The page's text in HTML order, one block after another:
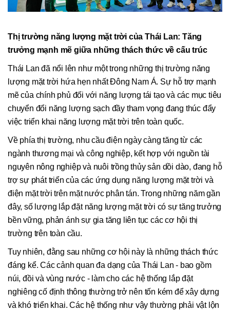
Thị trường năng lượng mặt trời của Thái Lan: Tăng
trưởng mạnh mẽ giữa những thách thức về cấu trúc
Thái Lan đã nổi lên như một trong những thị trường năng
lượng mặt trời hứa hẹn nhất Đông Nam Á. Sự hỗ trợ mạnh
mẽ của chính phủ đối với năng lượng tái tạo và các mục tiêu
chuyển đổi năng lượng sạch đầy tham vọng đang thúc đẩy
việc triển khai năng lượng mặt trời trên toàn quốc.
Về phía thị trường, nhu cầu điện ngày càng tăng từ các
ngành thương mại và công nghiệp, kết hợp với nguồn tài
nguyên nông nghiệp và nuôi trồng thủy sản dồi dào, đang hỗ
trợ sự phát triển của các ứng dụng năng lượng mặt trời và
điện mặt trời trên mặt nước phân tán. Trong những năm gần
đây, số lượng lắp đặt năng lượng mặt trời có sự tăng trưởng
bền vững, phản ánh sự gia tăng liên tục các cơ hội thị
trường trên toàn cầu.
Tuy nhiên, đằng sau những cơ hội này là những thách thức
đáng kể. Các cảnh quan đa dạng của Thái Lan - bao gồm
núi, đồi và vùng nước - làm cho các hệ thống lắp đặt
nghiêng cố định thông thường trở nên tốn kém để xây dựng
và khó triển khai. Các hệ thống như vậy thường phải vật lộn